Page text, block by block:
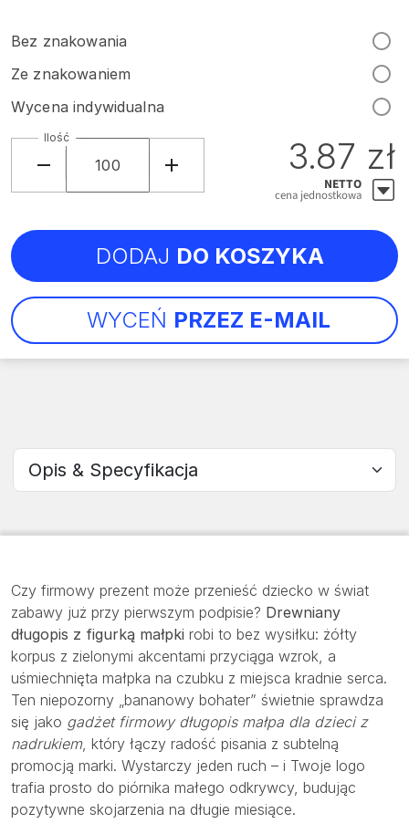
Czy firmowy prezent może przenieść dziecko w świat
zabawy już przy pierwszym podpisie? Drewniany
długopis z figurką małpki robi to bez wysiłku: żółty
korpus z zielonymi akcentami przyciąga wzrok, a
uśmiechnięta małpka na czubku z miejsca kradnie serca.
Ten niepozorny „bananowy bohater” świetnie sprawdza
się jako gadżet firmowy długopis małpa dla dzieci z
nadrukiem, który łączy radość pisania z subtelną
promocją marki. Wystarczy jeden ruch – i Twoje logo
trafia prosto do piórnika małego odkrywcy, budując
pozytywne skojarzenia na długie miesiące.
Wybierz sekcję
Bez znakowania
Ze znakowaniem
Wycena indywidualna
Ilość 3.87 zł
NETTO
cena jednostkowa
WYCEŃ PRZEZ E-MAIL
DODAJ DO KOSZYKA